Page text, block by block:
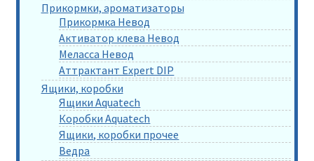
Прикормки, ароматизаторы
Прикормка Невод
Активатор клева Невод
Меласса Невод
Аттрактант Expert DIP
Ящики, коробки
Ящики Aquatech
Коробки Aquatech
Ящики, коробки прочее
Ведра